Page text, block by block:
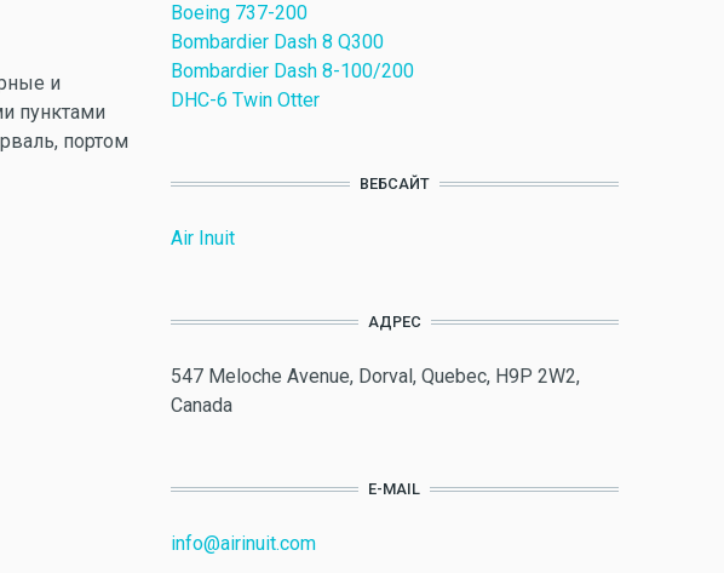
и
пунктами
портом
Boeing 737-200
Bombardier Dash 8 Q300
Bombardier Dash 8-100/200
DHC-6 Twin Otter
ВЕБСАЙТ
Air Inuit
АДРЕС
547 Meloche Avenue, Dorval, Quebec, H9P 2W2,
Canada
E-MAIL
info@airinuit.com